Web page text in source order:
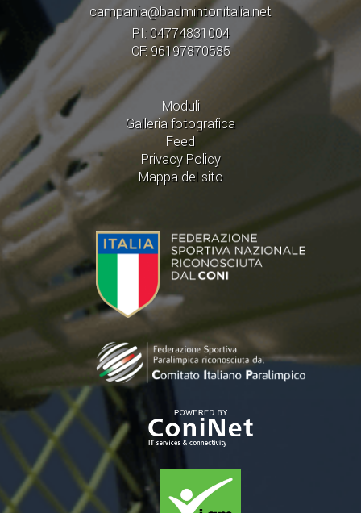
campania@badmintonitalia.net
PI: 04774831004
CF: 96197870585
Moduli
Galleria fotografica
Feed
Privacy Policy
Mappa del sito